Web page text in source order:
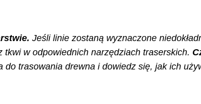
Jeśli linie zostaną wyznaczone
w odpowiednich narzędziach traserskich.
do trasowania drewna i dowiedz się, jak ich